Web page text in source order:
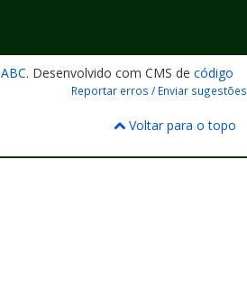
. Desenvolvido com CMS de código
Reportar erros / Enviar sugestões
Voltar para o topo